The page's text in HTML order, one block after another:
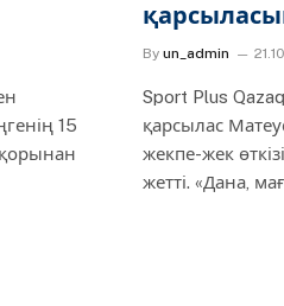
15
By un_admin
Sport Plus
қарсылас
жекпе-жек
жетті. «Дана,